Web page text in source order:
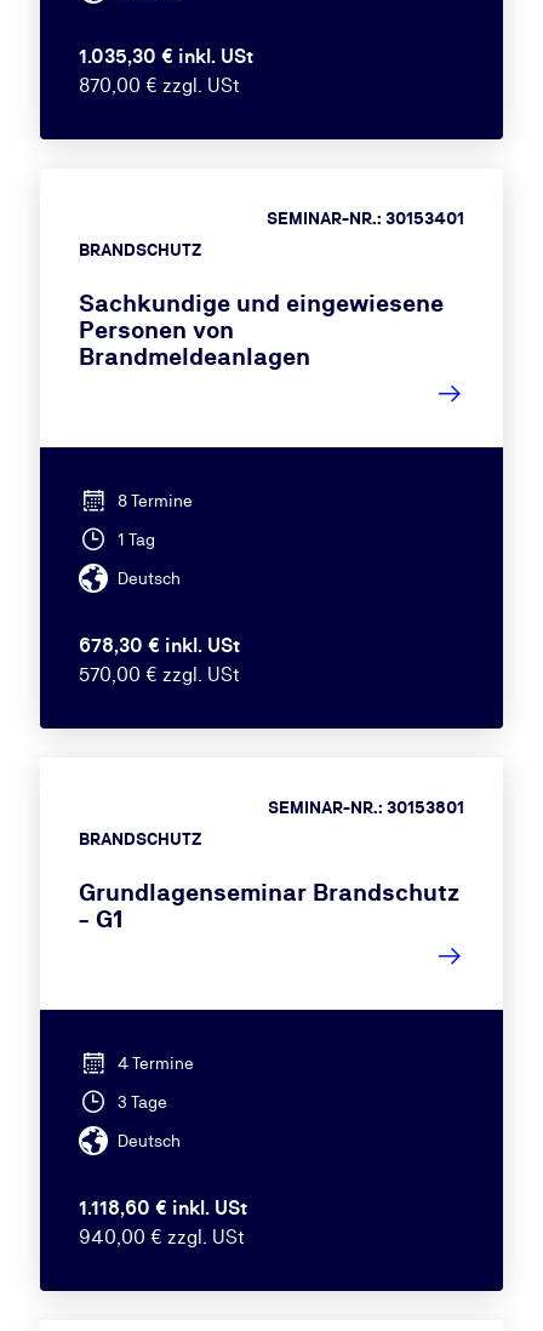
1.035,30 € inkl. USt
870,00 € zzgl. USt
BRANDSCHUTZ
SEMINAR-NR.: 30153401
Sachkundige und eingewiesene
Personen von
Brandmeldeanlagen
8 Termine
1 Tag
Deutsch
678,30 € inkl. USt
570,00 € zzgl. USt
BRANDSCHUTZ
SEMINAR-NR.: 30153801
Grundlagenseminar Brandschutz
- G1
4 Termine
3 Tage
Deutsch
1.118,60 € inkl. USt
940,00 € zzgl. USt